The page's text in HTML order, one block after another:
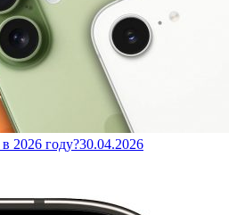
2026 году?30.04.2026